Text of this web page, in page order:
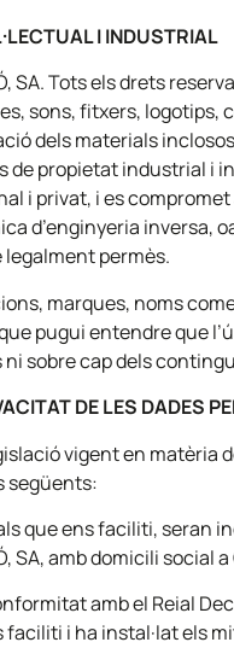
I INDUSTRIAL
SA. Tots els drets
sons, fitxers, logotips,
dels materials
de propietat industrial i
i privat, i es
d’enginyeria inversa,
permès.
marques, noms
pugui entendre que
sobre cap dels
DE LES DADES
vigent en matèria
següents:
que ens faciliti, seran
SA, amb domicili social a
amb el Reial
faciliti i ha instal·lat els